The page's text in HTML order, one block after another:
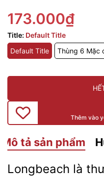
173.000₫
Title: Default Title
Default Title
Thùng 6 Mặc
Thêm vào
Mô tả sản phẩm
Longbeach là